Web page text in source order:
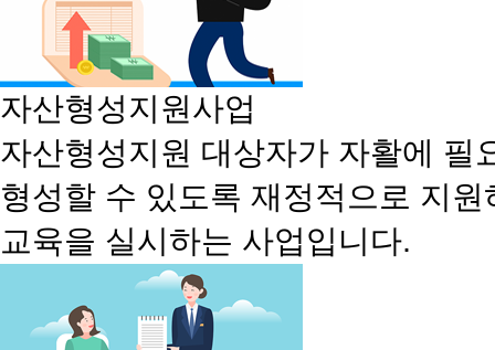
자산형성지원사업
자산형성지원 대상자가 자활에 필
형성할 수 있도록 재정적으로 지원
교육을 실시하는 사업입니다.